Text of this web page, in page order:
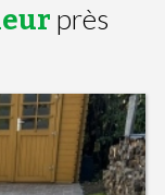
près